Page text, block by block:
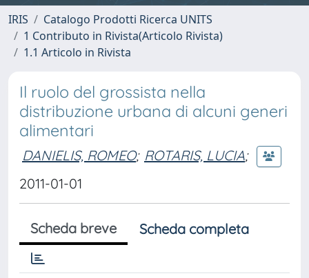
IRIS
Catalogo Prodotti Ricerca UNITS
1 Contributo in Rivista(Articolo Rivista)
1.1 Articolo in Rivista
Il ruolo del grossista nella
distribuzione urbana di alcuni generi
alimentari
DANIELIS, ROMEO; ROTARIS, LUCIA;
2011-01-01
Scheda breve Scheda completa